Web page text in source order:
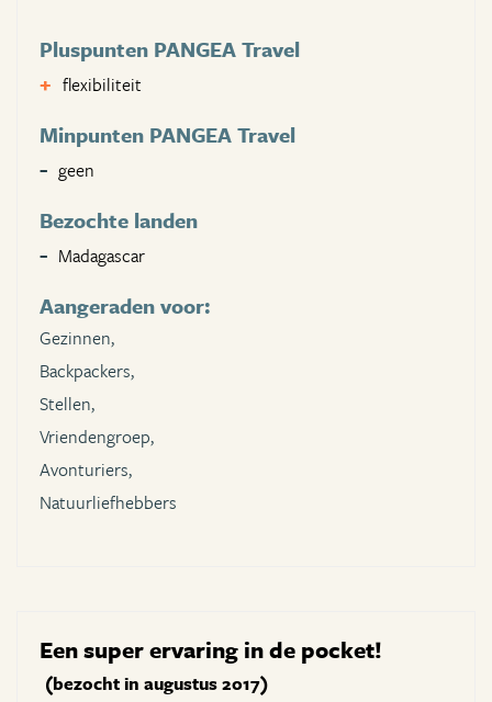
Pluspunten PANGEA Travel
flexibiliteit
Minpunten PANGEA Travel
geen
Bezochte landen
Madagascar
Aangeraden voor:
Gezinnen,
Backpackers,
Stellen,
Vriendengroep,
Avonturiers,
Natuurliefhebbers
Een super ervaring in de pocket!
(bezocht in augustus 2017)